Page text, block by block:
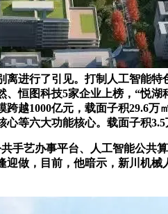
进行了引见。打制人工智能
恒图科技5家企业上榜，“悦
越1000亿元，载面子积29.6
等六大功能核心。载面子积3.5
艺办事平台、人工智能公共
做，目前，他暗示，新川机